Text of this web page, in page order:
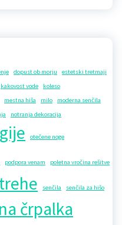
dopust ob morju
estetski tretmaji
kakovost vode
koleso
mestna hiša milo
moderna senčila
notranja dekoracija
otečene noge
podpora venam poletna vročina rešitve
senčila senčila za hišo
črpalka